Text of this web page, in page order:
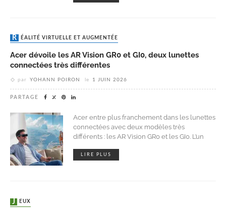
RÉALITÉ VIRTUELLE ET AUGMENTÉE
Acer dévoile les AR Vision GR0 et GI0, deux lunettes
connectées très différentes
par YOHANN POIRON le 1 JUIN 2026
PARTAGE
Acer entre plus franchement dans les lunettes
connectées avec deux modèles très
différents : les AR Vision GR0 et les GI0. L’un
LIRE PLUS
JEUX